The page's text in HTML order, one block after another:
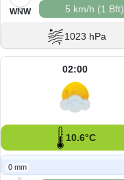
S
WNW
5 km/h (1 Bft)
1023 hPa
02:00
10.6°C
0 mm